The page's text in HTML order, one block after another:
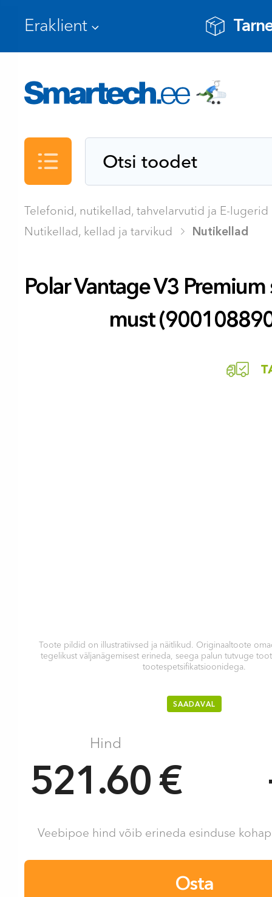
Kataloog
Telefonid, nutikellad, tahvelarvutid ja E-lugerid
Nutikellad, kellad ja tarvikud
Nutikellad
Polar Vantage V3
must
Toote pildid on illustratiivsed ja näitlikud. Originaaltoote
tegelikust väljanägemisest erineda, seega palun tutvuge
tootespetsifikatsioonidega.
SAADAVAL
Hind
521.60 €
Veebipoe hind võib erineda esinduse
Osta